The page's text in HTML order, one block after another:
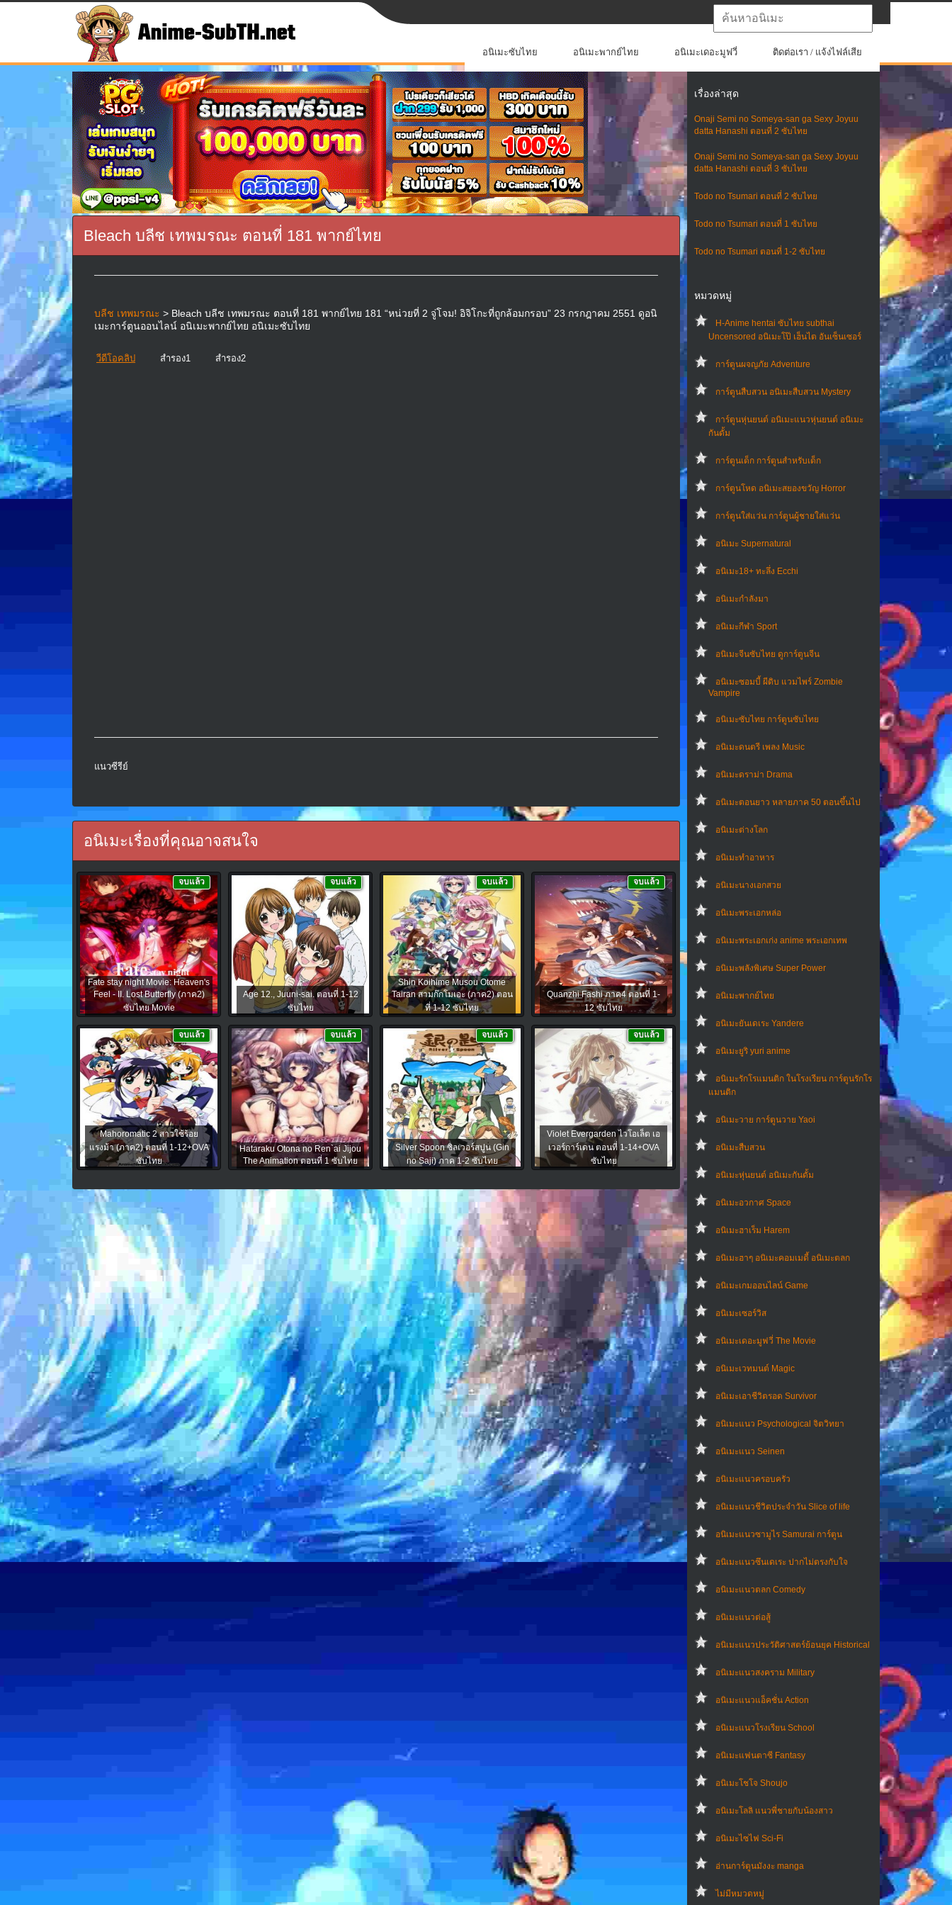
อนิเมะซับไทย อนิเมะพากย์ไทย อนิเมะเดอะมูฟวี่ ติดต่อเรา / แจ้งไฟล์เสีย
เรื่องล่าสุด
Onaji Semi no Someya-san ga Sexy Joyuu
datta Hanashi ตอนที่ 2 ซับไทย
Onaji Semi no Someya-san ga Sexy Joyuu
datta Hanashi ตอนที่ 3 ซับไทย
Todo no Tsumari ตอนที่ 2 ซับไทย
Todo no Tsumari ตอนที่ 1 ซับไทย
Todo no Tsumari ตอนที่ 1-2 ซับไทย
หมวดหมู่
H-Anime hentai ซับไทย subthai
Uncensored อนิเมะโป๊ เฮ็นไต อันเซ็นเซอร์
การ์ตูนผจญภัย Adventure
การ์ตูนสืบสวน อนิเมะสืบสวน Mystery
การ์ตูนหุ่นยนต์ อนิเมะแนวหุ่นยนต์ อนิเมะ
กันดั้ม
การ์ตูนเด็ก การ์ตูนสำหรับเด็ก
การ์ตูนโหด อนิเมะสยองขวัญ Horror
การ์ตูนใส่แว่น การ์ตูนผู้ชายใส่แว่น
อนิเมะ Supernatural
อนิเมะ18+ ทะลึ่ง Ecchi
อนิเมะกำลังมา
อนิเมะกีฬา Sport
อนิเมะจีนซับไทย ดูการ์ตูนจีน
อนิเมะซอมบี้ ผีดิบ แวมไพร์ Zombie
Vampire
อนิเมะซับไทย การ์ตูนซับไทย
อนิเมะดนตรี เพลง Music
อนิเมะดราม่า Drama
อนิเมะตอนยาว หลายภาค 50 ตอนขึ้นไป
อนิเมะต่างโลก
อนิเมะทําอาหาร
อนิเมะนางเอกสวย
อนิเมะพระเอกหล่อ
อนิเมะพระเอกเก่ง anime พระเอกเทพ
อนิเมะพลังพิเศษ Super Power
อนิเมะพากย์ไทย
อนิเมะยันเดเระ Yandere
อนิเมะยูริ yuri anime
อนิเมะรักโรแมนติก ในโรงเรียน การ์ตูนรักโร
แมนติก
อนิเมะวาย การ์ตูนวาย Yaoi
อนิเมะสืบสวน
อนิเมะหุ่นยนต์ อนิเมะกันดั้ม
อนิเมะอวกาศ Space
อนิเมะฮาเร็ม Harem
อนิเมะฮาๆ อนิเมะคอมเมดี้ อนิเมะตลก
อนิเมะเกมออนไลน์ Game
อนิเมะเซอร์วิส
อนิเมะเดอะมูฟวี่ The Movie
อนิเมะเวทมนต์ Magic
อนิเมะเอาชีวิตรอด Survivor
อนิเมะแนว Psychological จิตวิทยา
อนิเมะแนว Seinen
อนิเมะแนวครอบครัว
อนิเมะแนวชีวิตประจําวัน Slice of life
อนิเมะแนวซามูไร Samurai การ์ตูน
อนิเมะแนวซึนเดเระ ปากไม่ตรงกับใจ
อนิเมะแนวตลก Comedy
อนิเมะแนวต่อสู้
อนิเมะแนวประวัติศาสตร์ย้อนยุค Historical
อนิเมะแนวสงคราม Military
อนิเมะแนวแอ็คชั่น Action
อนิเมะแนวโรงเรียน School
อนิเมะแฟนตาซี Fantasy
อนิเมะโชโจ Shoujo
อนิเมะโลลิ แนวพี่ชายกับน้องสาว
อนิเมะไซไฟ Sci-Fi
อ่านการ์ตูนมังงะ manga
ไม่มีหมวดหมู่
Bleach บลีช เทพมรณะ ตอนที่ 181 พากย์ไทย
บลีช เทพมรณะ > Bleach บลีช เทพมรณะ ตอนที่ 181 พากย์ไทย 181 “หน่วยที่ 2 จู่โจม! อิจิโกะที่ถูกล้อมกรอบ” 23 กรกฎาคม 2551 ดูอนิ
เมะการ์ตูนออนไลน์ อนิเมะพากย์ไทย อนิเมะซับไทย
วีดีโอคลิป สำรอง1 สำรอง2
แนวซีรีย์
อนิเมะเรื่องที่คุณอาจสนใจ
Fate stay night Movie: Heaven's
Feel - II. Lost Butterfly (ภาค2)
ซับไทย Movie
จบแล้ว
Age 12., Juuni-sai. ตอนที่ 1-12
ซับไทย
จบแล้ว
Shin Koihime Musou Otome
Tairan สามก๊กโมเอะ (ภาค2) ตอน
ที่ 1-12 ซับไทย
จบแล้ว
Quanzhi Fashi ภาค4 ตอนที่ 1-
12 ซับไทย
จบแล้ว
Mahoromatic 2 สาวใช้ร้อย
แรงม้า (ภาค2) ตอนที่ 1-12+OVA
ซับไทย
จบแล้ว
Hataraku Otona no Ren`ai Jijou
The Animation ตอนที่ 1 ซับไทย
จบแล้ว
Silver Spoon ซิลเวอร์สปูน (Gin
no Saji) ภาค 1-2 ซับไทย
จบแล้ว
Violet Evergarden ไวโอเล็ต เอ
เวอร์การ์เดน ตอนที่ 1-14+OVA
ซับไทย
จบแล้ว